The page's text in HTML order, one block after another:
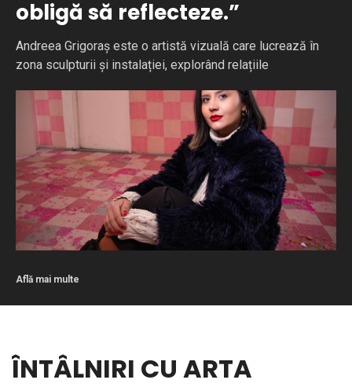
obligă să reflecteze.”
Andreea Grigoraș este o artistă vizuală care lucrează în
zona sculpturii și instalației, explorând relațiile
Află mai multe
ÎNTÂLNIRI CU ARTA